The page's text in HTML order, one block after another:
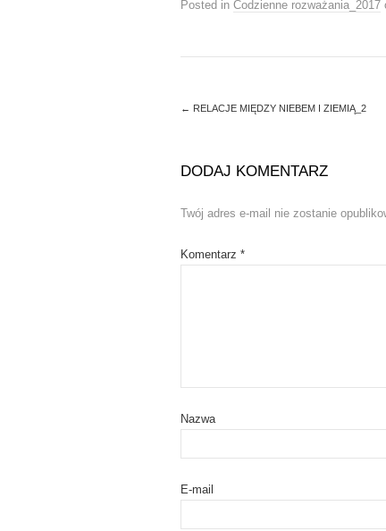
e
p
i
n
w
i
o
w
o
O
s
i
w
w
d
o
Posted in Codzienne rozważania_2017
← RELACJE MIĘDZY NIEBEM I ZIEMIĄ_2
DODAJ KOMENTARZ
Twój adres e-mail nie zostanie
Komentarz *
Nazwa
E-mail